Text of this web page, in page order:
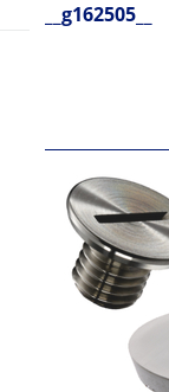
__g162505__